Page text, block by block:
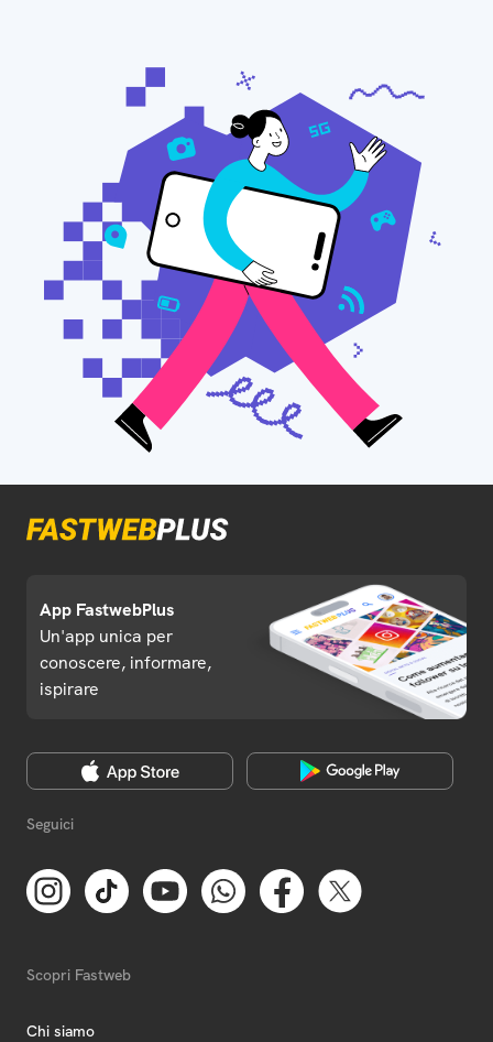
App FastwebPlus
Un'app unica per
conoscere, informare,
ispirare
Seguici
Scopri Fastweb
Chi siamo